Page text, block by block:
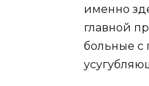
именно
главной
больные с